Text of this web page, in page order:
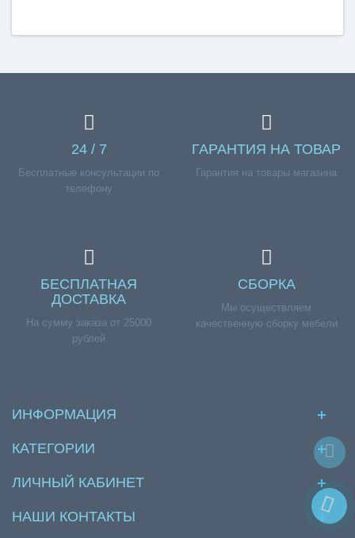
24 / 7
Бесплатные консультации по
телефону
ГАРАНТИЯ НА ТОВАР
Гарантия на товары магазина
БЕСПЛАТНАЯ
ДОСТАВКА
На сумму заказа от 25000
рублей
СБОРКА
Мы осуществляем
качественную сборку мебели
ИНФОРМАЦИЯ
КАТЕГОРИИ
ЛИЧНЫЙ КАБИНЕТ
НАШИ КОНТАКТЫ